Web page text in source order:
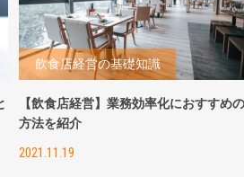
飲食店経営の基礎知識
【飲食店経営】業務効率化におすすめ
方法を紹介
2021.11.19